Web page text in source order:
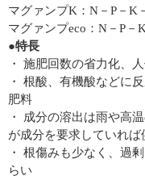
マグァンプK：N－P－K
マグァンプeco：N－P－
●特長
・ 施肥回数の省力化、
・ 根酸、有機酸などに
肥料
・ 成分の溶出は雨や高
が成分を要求していれば
・ 根傷みも少なく、過
らい